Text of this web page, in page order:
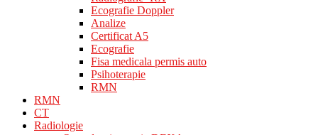
Ecografie Doppler
Analize
Certificat A5
Ecografie
Fisa medicala permis auto
Psihoterapie
RMN
RMN
CT
Radiologie